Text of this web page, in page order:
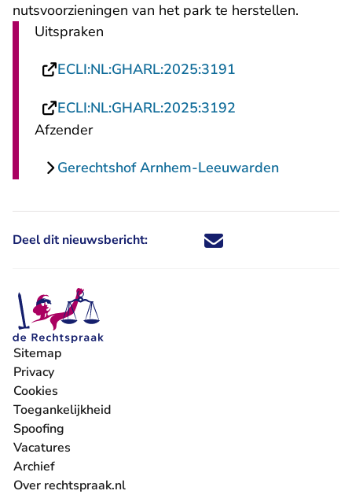
nutsvoorzieningen van het park te herstellen.
Uitspraken
ECLI:NL:GHARL:2025:3191
ECLI:NL:GHARL:2025:3192
Afzender
Gerechtshof Arnhem-Leeuwarden
Deel dit nieuwsbericht: Deel dit nieuwsbericht via X -
Deel dit nieuwsbericht via
Deel dit nieuwsbericht
Deel dit
Sitemap
Privacy
Cookies
Toegankelijkheid
Spoofing
Vacatures
- U verlaat Rechtspraak.nl
Archief
Over rechtspraak.nl